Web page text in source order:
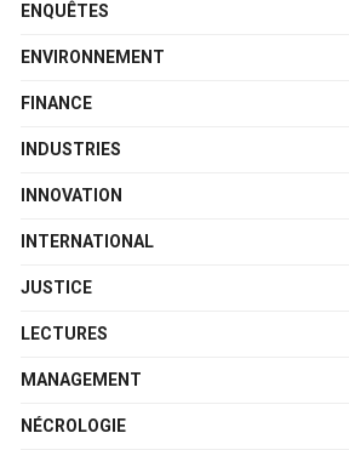
ENQUÊTES
ENVIRONNEMENT
FINANCE
INDUSTRIES
INNOVATION
INTERNATIONAL
JUSTICE
LECTURES
MANAGEMENT
NÉCROLOGIE